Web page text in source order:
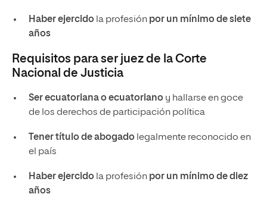
Haber ejercido la profesiónpor un mínimo de siete
años
Requisitos para ser juez de la Corte
Nacional de Justicia
Ser ecuatoriana o ecuatorianoy hallarse en goce
de los derechos de participación política
Tener título de abogadolegalmente reconocido en
el país
Haber ejercido la profesión por un mínimo de diez
años